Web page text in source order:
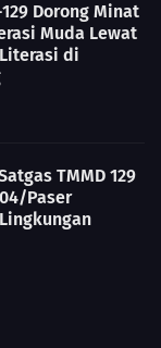
Dorong Minat
Muda Lewat
di
TMMD 129
Paser